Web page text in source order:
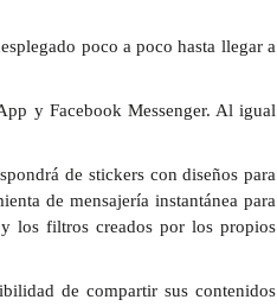
poco a poco hasta llegar a
y Facebook Messenger. Al igual
de stickers con diseños para
de mensajería instantánea para
los filtros creados por los propios
de compartir sus contenidos